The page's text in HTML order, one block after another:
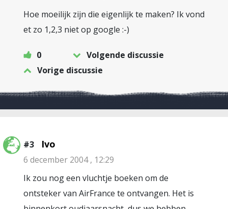
Hoe moeilijk zijn die eigenlijk te maken? Ik vond
et zo 1,2,3 niet op google :-)
0
Volgende discussie
Vorige discussie
#3 Ivo
6 december 2004 , 12:29
Ik zou nog een vluchtje boeken om de
ontsteker van AirFrance te ontvangen. Het is